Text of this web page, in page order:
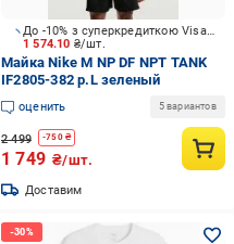
1 574.10 ₴/шт.
До -10% з суперкредиткою Visa Вигода
Майка Nike M NP DF NPT TANK
IF2805-382 р.L зеленый
оценить 5 вариантов
2 499 -750₴
1 749 ₴/шт.
Доставим